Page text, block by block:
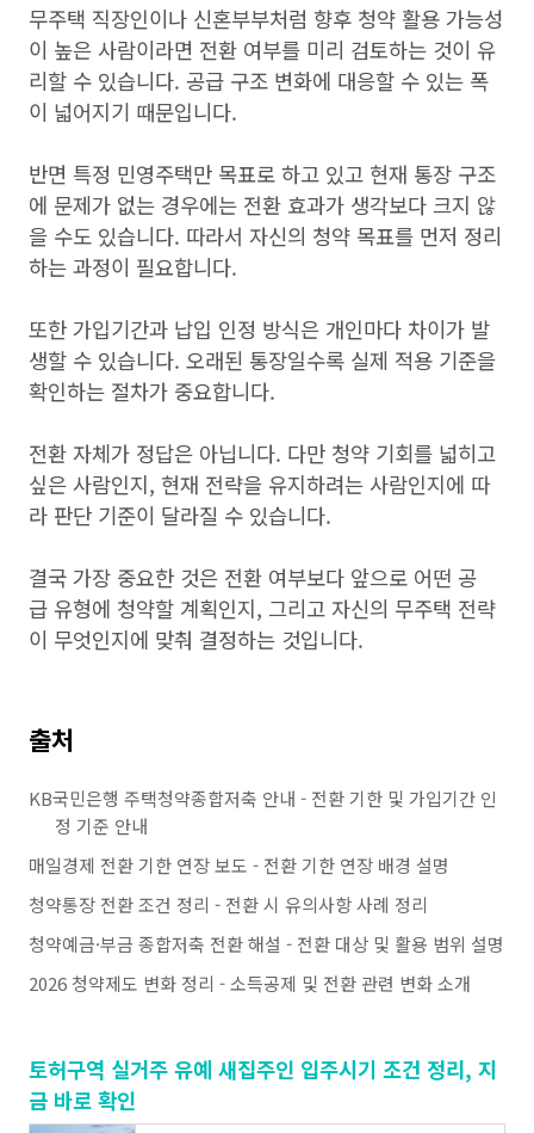
무주택 직장인이나 신혼부부처럼 향후 청약 활용 가능성
이 높은 사람이라면 전환 여부를 미리 검토하는 것이 유
리할 수 있습니다. 공급 구조 변화에 대응할 수 있는 폭
이 넓어지기 때문입니다.
반면 특정 민영주택만 목표로 하고 있고 현재 통장 구조
에 문제가 없는 경우에는 전환 효과가 생각보다 크지 않
을 수도 있습니다. 따라서 자신의 청약 목표를 먼저 정리
하는 과정이 필요합니다.
또한 가입기간과 납입 인정 방식은 개인마다 차이가 발
생할 수 있습니다. 오래된 통장일수록 실제 적용 기준을
확인하는 절차가 중요합니다.
전환 자체가 정답은 아닙니다. 다만 청약 기회를 넓히고
싶은 사람인지, 현재 전략을 유지하려는 사람인지에 따
라 판단 기준이 달라질 수 있습니다.
결국 가장 중요한 것은 전환 여부보다 앞으로 어떤 공
급 유형에 청약할 계획인지, 그리고 자신의 무주택 전략
이 무엇인지에 맞춰 결정하는 것입니다.
출처
KB국민은행 주택청약종합저축 안내 - 전환 기한 및 가입기간 인
정 기준 안내
매일경제 전환 기한 연장 보도 - 전환 기한 연장 배경 설명
청약통장 전환 조건 정리 - 전환 시 유의사항 사례 정리
청약예금·부금 종합저축 전환 해설 - 전환 대상 및 활용 범위 설명
2026 청약제도 변화 정리 - 소득공제 및 전환 관련 변화 소개
토허구역 실거주 유예 새집주인 입주시기 조건 정리, 지
금 바로 확인